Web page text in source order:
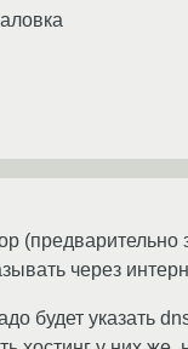
(предварительно
через
будет указать